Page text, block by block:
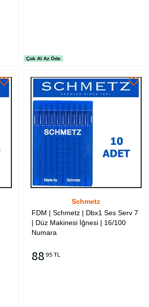
Çok Al Az Öde
Schmetz
FDM | Schmetz | Dbx1 Ses Serv 7
| Düz Makinesi İğnesi | 16/100
Numara
88 95 TL